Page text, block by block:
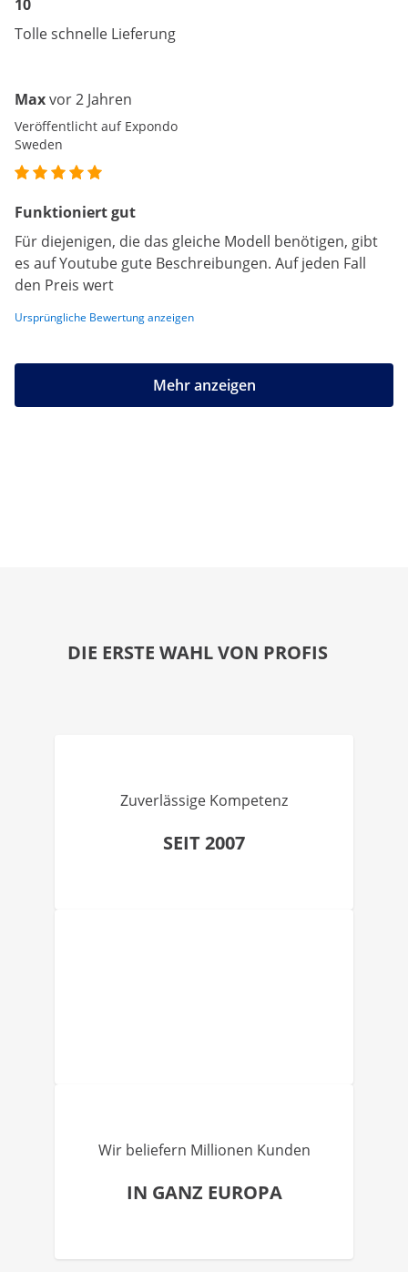
10
Tolle schnelle Lieferung
Maxvor 2 Jahren
Veröffentlicht auf Expondo
Sweden
Funktioniert gut
Für diejenigen, die das gleiche Modell benötigen, gibt
es auf Youtube gute Beschreibungen. Auf jeden Fall
den Preis wert
Ursprüngliche Bewertung anzeigen
Mehr anzeigen
DIE ERSTE WAHL VON PROFIS
Zuverlässige Kompetenz
SEIT 2007
Wir beliefern Millionen Kunden
IN GANZ EUROPA